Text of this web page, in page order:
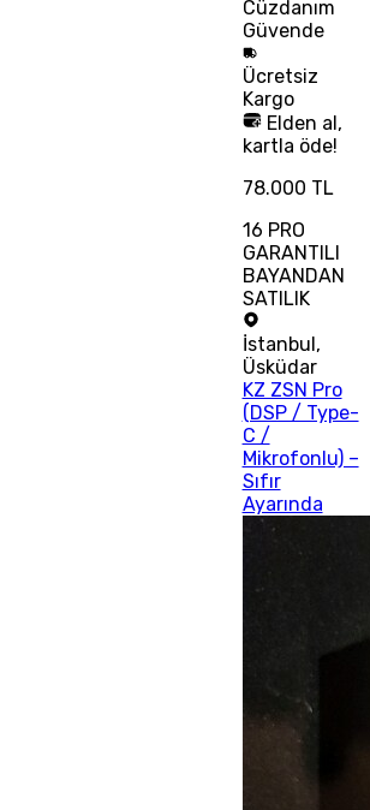
Cüzdanım
Güvende
Ücretsiz
Kargo
Elden al,
kartla öde!
78.000 TL
16 PRO
GARANTILI
BAYANDAN
SATILIK
İstanbul,
Üsküdar
KZ ZSN Pro
(DSP / Type-
C /
Mikrofonlu) –
Sıfır
Ayarında